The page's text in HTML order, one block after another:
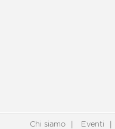
Chi siamo Eventi